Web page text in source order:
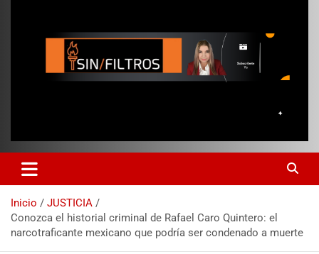
Inicio
JUSTICIA
Conozca el historial criminal de Rafael Caro Quintero: el
narcotraficante mexicano que podría ser condenado a muerte